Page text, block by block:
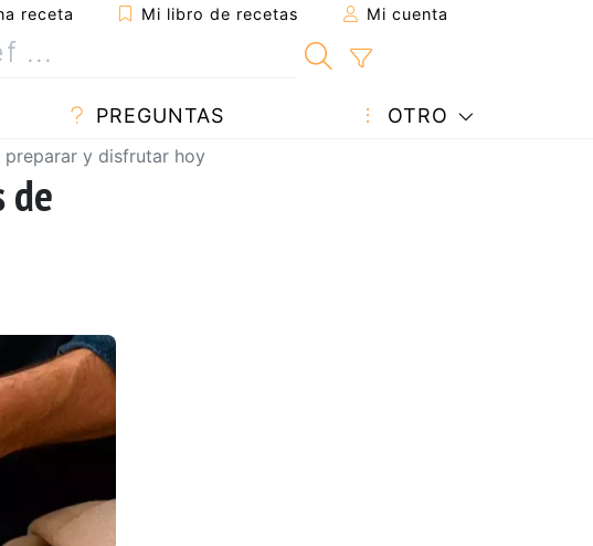
receta Mi libro de recetas Mi cuenta
PREGUNTAS OTRO
preparar y disfrutar hoy
de